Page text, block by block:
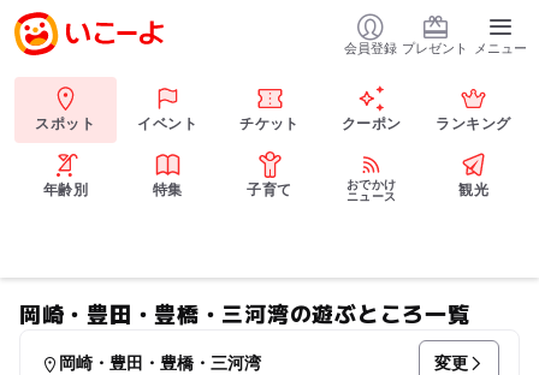
会員登録 プレゼント メニュー
スポット イベント チケット クーポン ランキング
年齢別 特集 子育て
おでかけ
ニュース
観光
岡崎・豊田・豊橋・三河湾の遊ぶところ一覧
岡崎・豊田・豊橋・三河湾 変更